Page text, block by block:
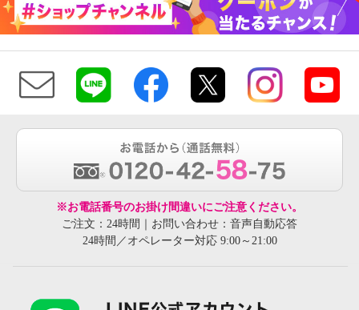
※お電話番号のお掛け間違いにご注意ください。
ご注文：24時間｜お問い合わせ：音声自動応答
24時間／オペレーター対応 9:00～21:00